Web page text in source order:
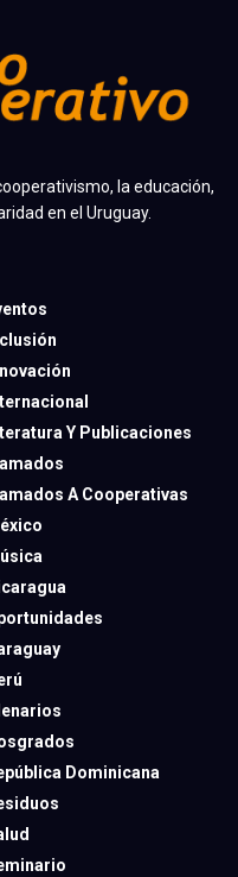
la educación,
en el Uruguay.
Y Publicaciones
A Cooperativas
Dominicana